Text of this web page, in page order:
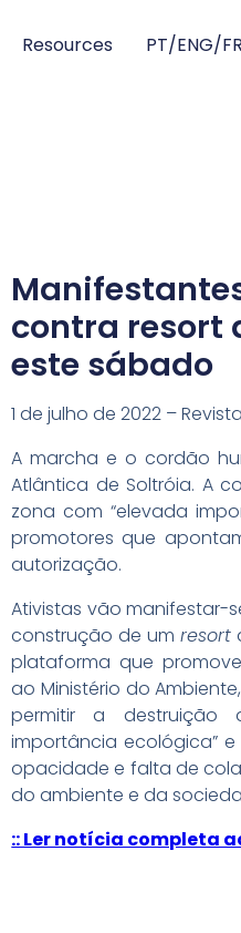
Resources PT/ENG/
contra resort
este sábado
1 de julho de 2022 –
A marcha e o cordão
Atlântica de Soltróia. A
zona com “elevada
promotores que
autorização.
Ativistas vão manifestar-
construção de um resort
plataforma que
ao Ministério do
permitir a destruição
importância ecológica”
opacidade e falta de
do ambiente e da
:: Ler notícia completa